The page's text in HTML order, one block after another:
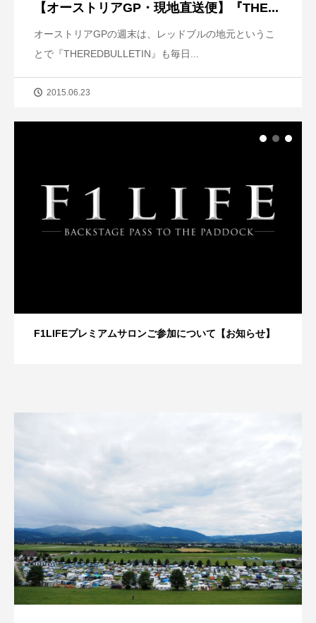
【オーストリアGP・現地直送便】『THE...
オーストリアGPの週末は、レッドブルの地元というこ
とで『THEREDBULLETIN』も毎日...
2015.06.23
F1LIFEプレミアムサロンご参加について【お知らせ】